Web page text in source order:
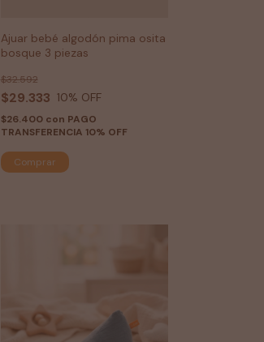
Ajuar bebé algodón pima osita
bosque 3 piezas
$29.333
$32.592
10% OFF
$26.400 con PAGO
TRANSFERENCIA 10% OFF
Comprar